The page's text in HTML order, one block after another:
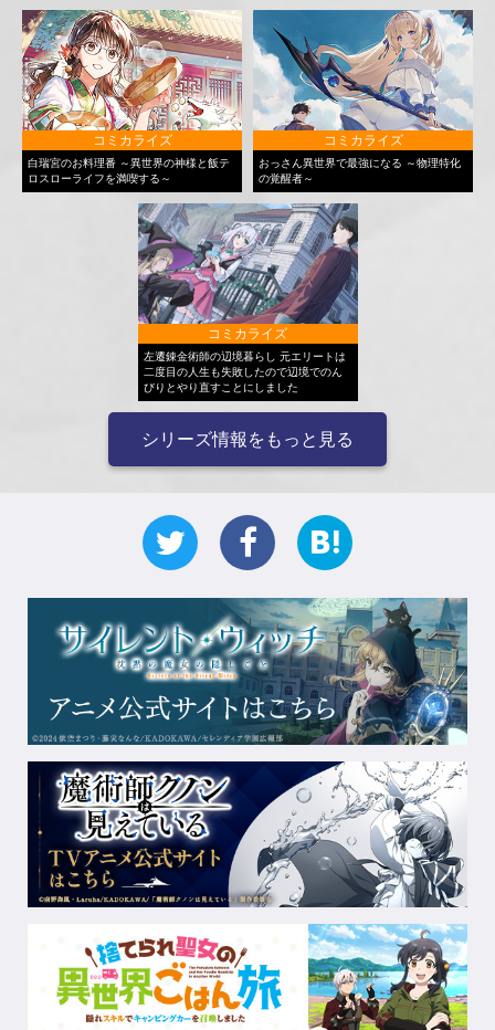
コミカライズ
白瑞宮のお料理番 ～異世界の神様と飯テ
ロスローライフを満喫する～
コミカライズ
おっさん異世界で最強になる ～物理特化
の覚醒者～
コミカライズ
左遷錬金術師の辺境暮らし 元エリートは
二度目の人生も失敗したので辺境でのん
びりとやり直すことにしました
シリーズ情報をもっと見る